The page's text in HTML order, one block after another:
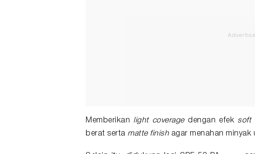
Memberikan light coveragedengan efek soft
berat serta matte finishagar menahan minyak